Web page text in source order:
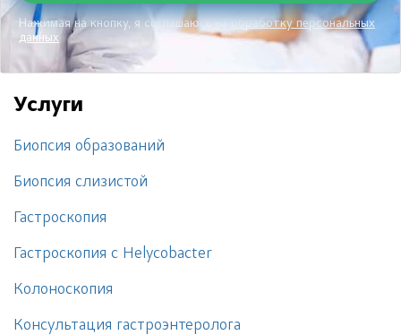
Нажимая на кнопку, я соглашаюсь наобработку персональных
данных
Услуги
Биопсия образований
Биопсия слизистой
Гастроскопия
Гастроскопия с Helycobacter
Колоноскопия
Консультация гастроэнтеролога